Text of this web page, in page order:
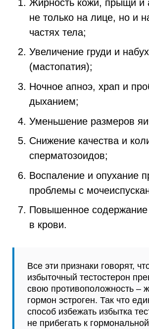
не только на лице, но и
частях тела;
Увеличение груди и
(мастопатия);
Ночное апноэ, храп и
дыханием;
Уменьшение размеров
Снижение качества и
сперматозоидов;
Воспаление и опухание
проблемы с
Повышенное содержание
в крови.
Все эти признаки говорят,
избыточный тестостерон
свою противоположность –
гормон эстроген. Так что
способ избежать избытка
не прибегать к